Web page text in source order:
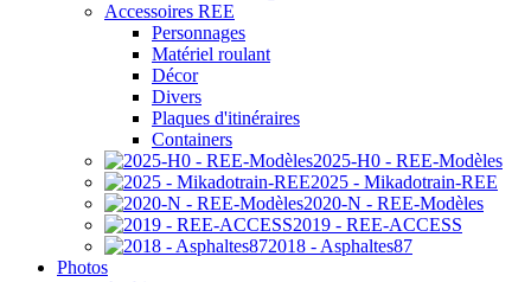
Accessoires REE
Personnages
Matériel roulant
Décor
Divers
Plaques d'itinéraires
Containers
2025-H0 - REE-Modèles
2025 - Mikadotrain-REE
2020-N - REE-Modèles
2019 - REE-ACCESS
2018 - Asphaltes87
Photos